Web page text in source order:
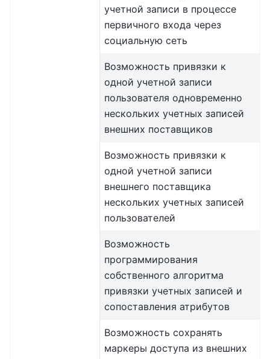
учетной записи в процессе
первичного входа через
социальную сеть
Возможность привязки к
одной учетной записи
пользователя одновременно
нескольких учетных записей
внешних поставщиков
Возможность привязки к
одной учетной записи
внешнего поставщика
нескольких учетных записей
пользователей
Возможность
программирования
собственного алгоритма
привязки учетных записей и
сопоставления атрибутов
Возможность сохранять
маркеры доступа из внешних